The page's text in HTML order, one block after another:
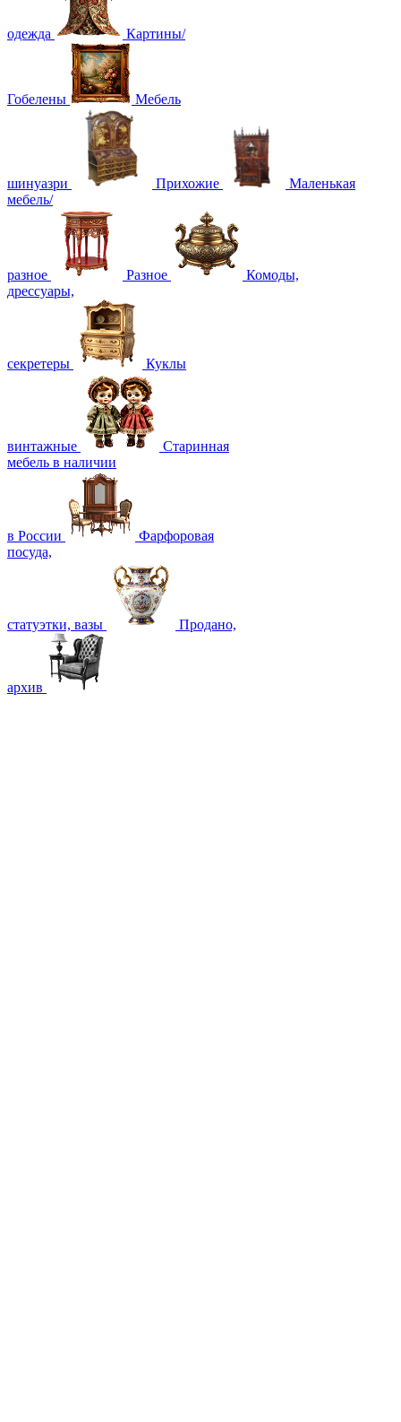
одежда Картины/
Гобелены Мебель
шинуазри Прихожие
Маленькая
мебель/
разное Разное
Комоды,
дрессуары,
секретеры Куклы
винтажные
Старинная
мебель в наличии
в России
Фарфоровая
посуда,
статуэтки, вазы Продано,
архив